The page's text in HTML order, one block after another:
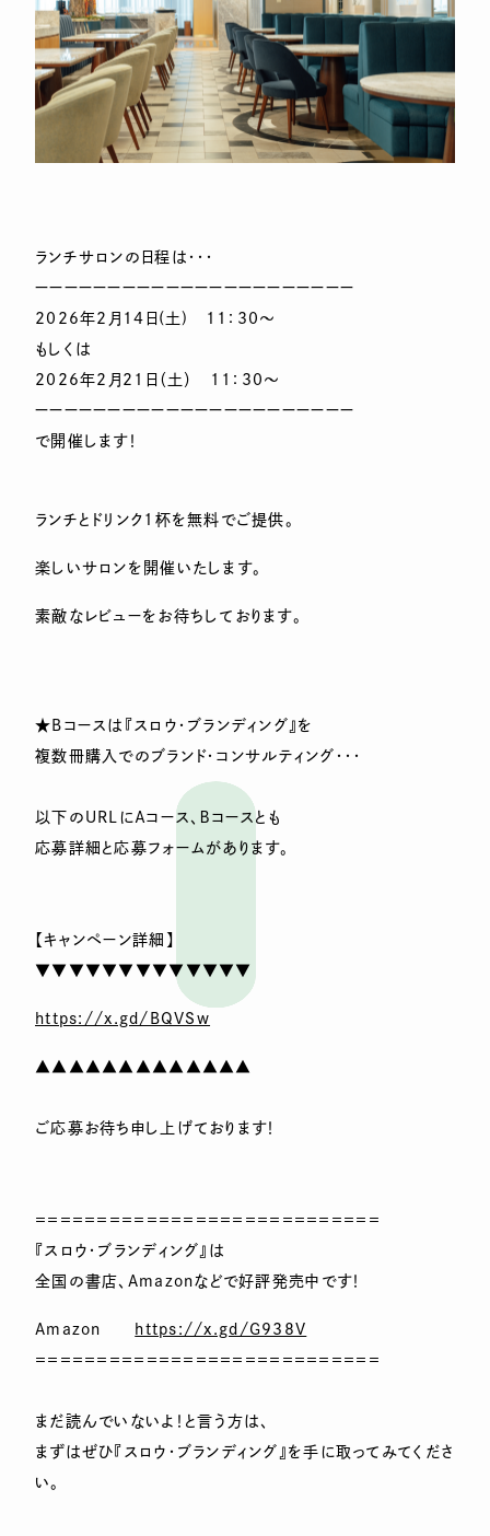
ランチサロンの日程は・・・
ーーーーーーーーーーーーーーーーーーーーーー
2026年2月14日(土) 11：30～
もしくは
2026年2月21日（土） 11：30～
ーーーーーーーーーーーーーーーーーーーーーー
で開催します！
ランチとドリンク1杯を無料でご提供。
楽しいサロンを開催いたします。
素敵なレビューをお待ちしております。
★Bコースは『スロウ・ブランディング』を
複数冊購入でのブランド・コンサルティング・・・
以下のURLにＡコース、Ｂコースとも
応募詳細と応募フォームがあります。
【キャンペーン詳細】
▼▼▼▼▼▼▼▼▼▼▼▼▼
https://x.gd/BQVSw
▲▲▲▲▲▲▲▲▲▲▲▲▲
ご応募お待ち申し上げております！
＝＝＝＝＝＝＝＝＝＝＝＝＝＝＝＝＝＝＝＝＝＝＝＝＝＝＝＝
『スロウ・ブランディング』は
全国の書店、Amazonなどで好評発売中です！
Amazon
https://x.gd/G938V
＝＝＝＝＝＝＝＝＝＝＝＝＝＝＝＝＝＝＝＝＝＝＝＝＝＝＝＝
まだ読んでいないよ！と言う方は、
まずはぜひ『スロウ・ブランディング』を手に取ってみてくださ
い。